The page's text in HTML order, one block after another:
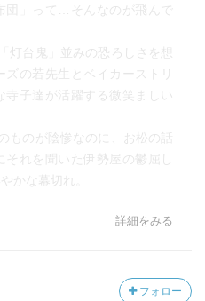
団」って…そんなのが飛んで
灯台鬼」並みの恐ろしさを想
の若先生とベイカーストリ
子達が活躍する微笑ましい
ものが陰惨なのに、お松の話
れを聞いた伊勢屋の鬱屈し
かな幕切れ。
詳細をみる
フォロー